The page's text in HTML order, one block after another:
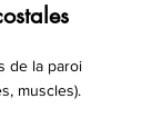
de la paroi
muscles).